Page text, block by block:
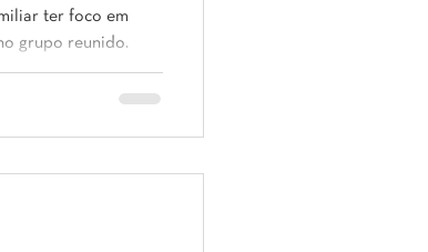
ter foco em
grupo reunido.